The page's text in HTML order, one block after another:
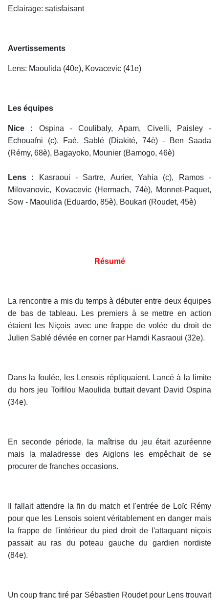
Eclairage: satisfaisant
Avertissements
Lens: Maoulida (40e), Kovacevic (41e)
Les équipes
Nice : Ospina - Coulibaly, Apam, Civelli, Paisley -
Echouafni (c), Faé, Sablé (Diakité, 74è) - Ben Saada
(Rémy, 68è), Bagayoko, Mounier (Bamogo, 46è)
Lens : Kasraoui - Sartre, Aurier, Yahia (c), Ramos -
Milovanovic, Kovacevic (Hermach, 74è), Monnet-Paquet,
Sow - Maoulida (Eduardo, 85è), Boukari (Roudet, 45è)
Résumé
La rencontre a mis du temps à débuter entre deux équipes
de bas de tableau. Les premiers à se mettre en action
étaient les Niçois avec une frappe de volée du droit de
Julien Sablé déviée en corner par Hamdi Kasraoui (32e).
Dans la foulée, les Lensois répliquaient. Lancé à la limite
du hors jeu Toifilou Maoulida buttait devant David Ospina
(34e).
En seconde période, la maîtrise du jeu était azuréenne
mais la maladresse des Aiglons les empêchait de se
procurer de franches occasions.
Il fallait attendre la fin du match et l'entrée de Loïc Rémy
pour que les Lensois soient véritablement en danger mais
la frappe de l'intérieur du pied droit de l'attaquant niçois
passait au ras du poteau gauche du gardien nordiste
(84e).
Un coup franc tiré par Sébastien Roudet pour Lens trouvait